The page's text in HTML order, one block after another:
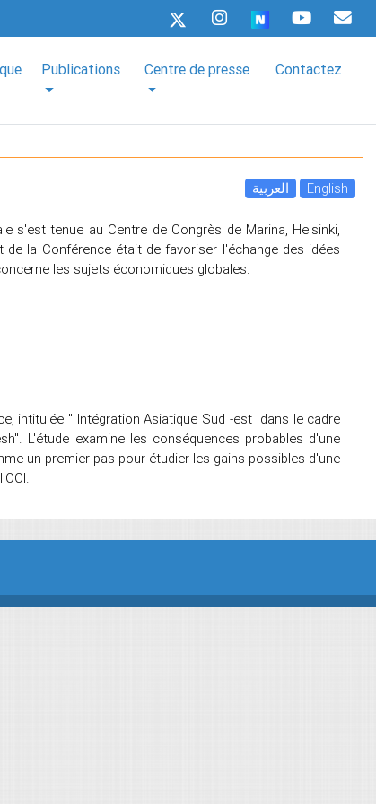
Publications Centre de presse Contactez
العربية English
s'est tenue au Centre de Congrès de Marina, Helsinki,
la Conférence était de favoriser l'échange des idées
les sujets économiques globales.
intitulée " Intégration Asiatique Sud -est dans le cadre
L'étude examine les conséquences probables d'une
un premier pas pour étudier les gains possibles d'une